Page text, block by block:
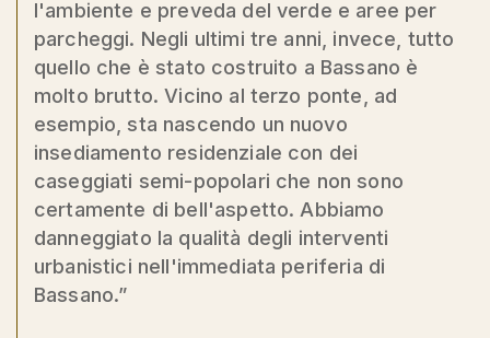
l'ambiente e preveda del verde e aree per
parcheggi. Negli ultimi tre anni, invece, tutto
quello che è stato costruito a Bassano è
molto brutto. Vicino al terzo ponte, ad
esempio, sta nascendo un nuovo
insediamento residenziale con dei
caseggiati semi-popolari che non sono
certamente di bell'aspetto. Abbiamo
danneggiato la qualità degli interventi
urbanistici nell'immediata periferia di
Bassano.”